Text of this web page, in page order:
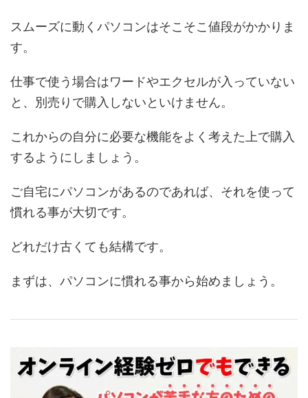
スムーズに動くパソコンはそこそこ値段がかかりま
す。
仕事で使う場合はワードやエクセルが入っていない
と、別売りで購入しないといけません。
これからの自分に必要な機能をよく考えた上で購入
するようにしましょう。
ご自宅にパソコンがあるのであれば、それを使って
慣れる事が大切です。
どれだけ古くても結構です。
まずは、パソコンに慣れる事から始めましょう。